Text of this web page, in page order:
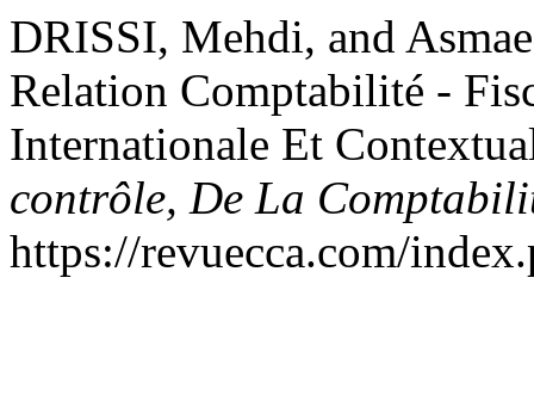
DRISSI, Mehdi, and
Relation Comptabilité -
Internationale Et
contrôle, De La
https://revuecca.com/